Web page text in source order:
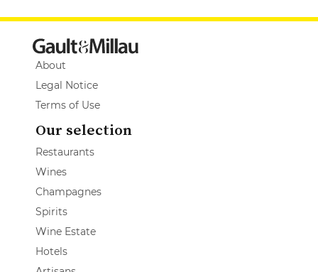
About
Legal Notice
Terms of Use
Our selection
Restaurants
Wines
Champagnes
Spirits
Wine Estate
Hotels